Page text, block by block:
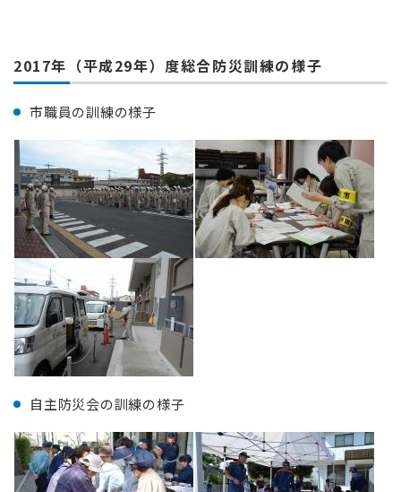
2017年（平成29年）度総合防災訓練の様子
市職員の訓練の様子
自主防災会の訓練の様子